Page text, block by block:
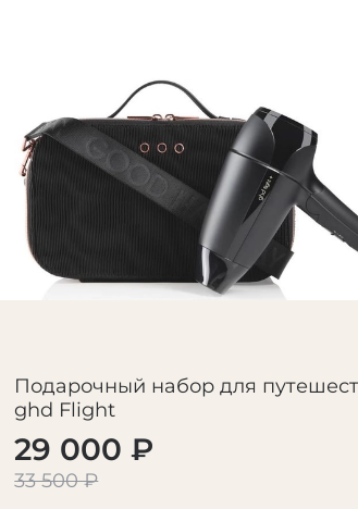
Подарочный набор для
ghd Flight
29 000 ₽
33 500 ₽